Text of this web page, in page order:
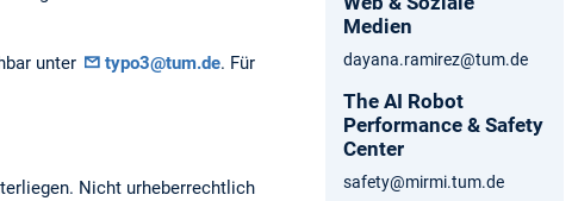
unter typo3@tum.de. Für
Nicht urheberrechtlich
Medien
dayana.ramirez@tum.de
The AI Robot
Performance & Safety
Center
safety@mirmi.tum.de